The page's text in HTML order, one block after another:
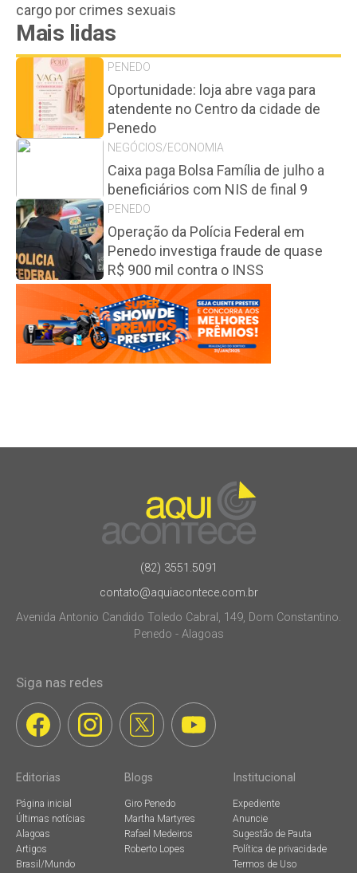
cargo por crimes sexuais
Mais lidas
PENEDO
Oportunidade: loja abre vaga para
atendente no Centro da cidade de
Penedo
NEGÓCIOS/ECONOMIA
Caixa paga Bolsa Família de julho a
beneficiários com NIS de final 9
PENEDO
Operação da Polícia Federal em
Penedo investiga fraude de quase
R$ 900 mil contra o INSS
(82) 3551.5091
contato@aquiacontece.com.br
Avenida Antonio Candido Toledo Cabral, 149, Dom Constantino.
Penedo - Alagoas
Siga nas redes
Editorias
Página inicial
Últimas notícias
Alagoas
Artigos
Brasil/Mundo
Blogs
Giro Penedo
Martha Martyres
Rafael Medeiros
Roberto Lopes
Institucional
Expediente
Anuncie
Sugestão de Pauta
Política de privacidade
Termos de Uso